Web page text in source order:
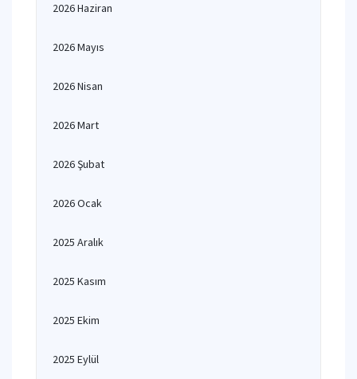
2026 Haziran
2026 Mayıs
2026 Nisan
2026 Mart
2026 Şubat
2026 Ocak
2025 Aralık
2025 Kasım
2025 Ekim
2025 Eylül